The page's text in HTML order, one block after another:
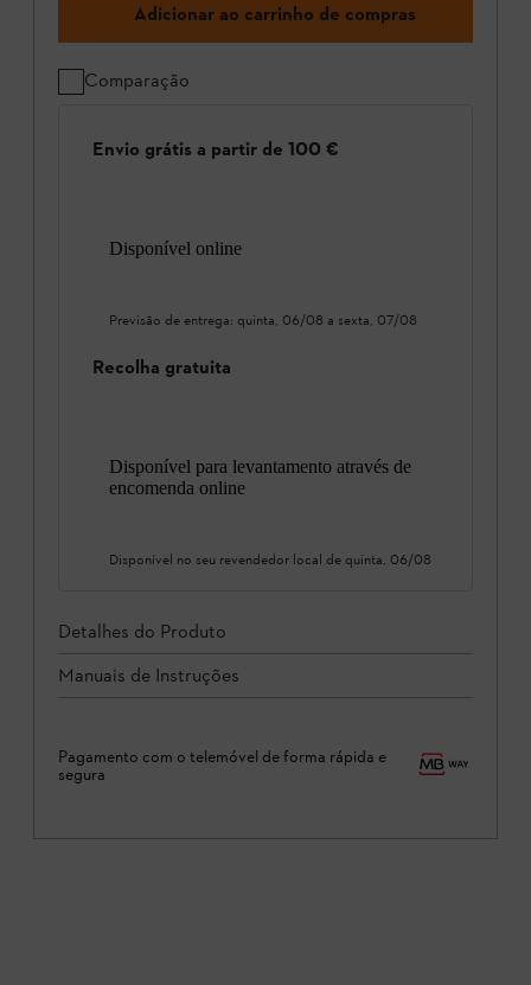
Adicionar ao carrinho de compras
Comparação
Envio grátis a partir de 100 €
Disponível online
Previsão de entrega: quinta, 06/08 a sexta, 07/08
Recolha gratuita
Disponível para levantamento através de
encomenda online
Disponível no seu revendedor local de quinta, 06/08
Detalhes do Produto
Manuais de Instruções
Pagamento com o telemóvel de forma rápida e
segura